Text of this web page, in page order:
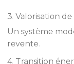
3. Valorisation
Un système
revente.
4. Transition